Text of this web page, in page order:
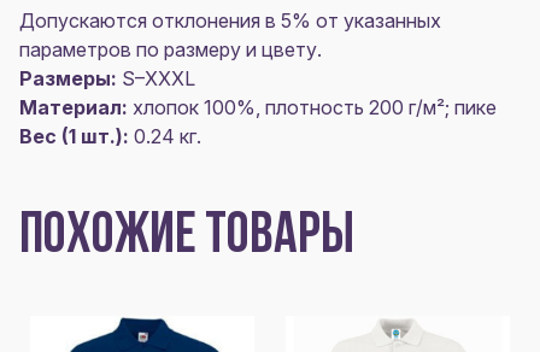
Допускаются отклонения в 5% от указанных
параметров по размеру и цвету.
Размеры: S–XXXL
Материал: хлопок 100%, плотность 200 г/м²; пике
Вес (1 шт.): 0.24 кг.
ПОХОЖИЕ ТОВАРЫ